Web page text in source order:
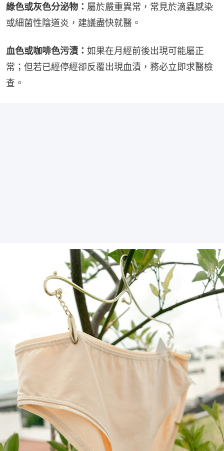
綠色或灰色分泌物： 屬於嚴重異常，常見於滴蟲感染
或細菌性陰道炎，建議盡快就醫。
血色或咖啡色污漬： 如果在月經前後出現可能屬正
常；但若已經停經卻反覆出現血漬，務必立即求醫檢
查。